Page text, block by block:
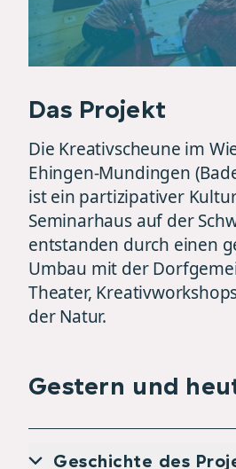
Das Projekt
Die Kreativscheune im
Ehingen-Mundingen
ist ein partizipativer
Seminarhaus auf der
entstanden durch einen
Umbau mit der
Theater,
der Natur.
Gestern und
Geschichte des